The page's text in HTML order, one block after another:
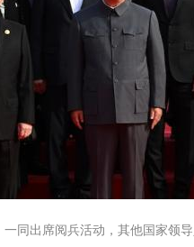
同出席阅兵活动，其他国家领